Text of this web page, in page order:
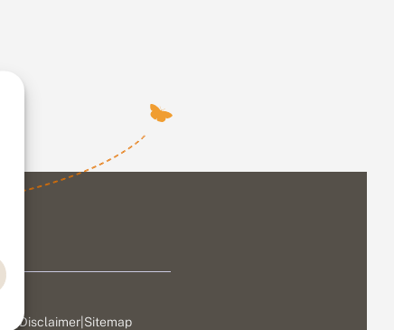
Disclaimer Sitemap